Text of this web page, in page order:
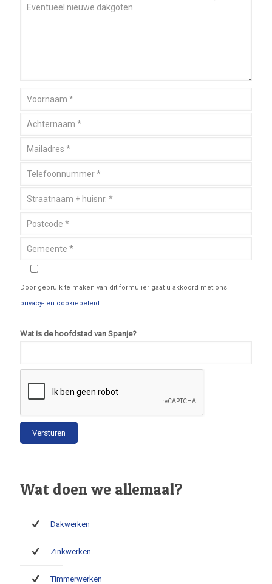
Door gebruik te maken van dit formulier gaat u akkoord met ons
privacy- en cookiebeleid.
Wat is de hoofdstad van Spanje?
Wat doen we allemaal?
Dakwerken
Zinkwerken
Timmerwerken